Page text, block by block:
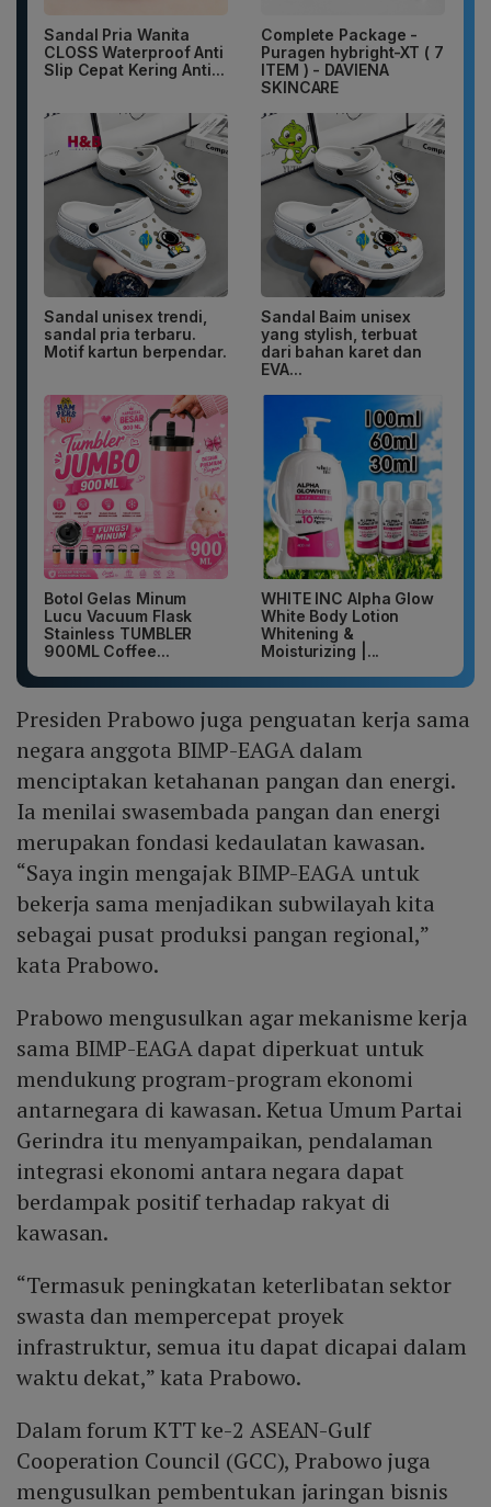
Sandal Pria Wanita
CLOSS Waterproof Anti
Slip Cepat Kering Anti...
Complete Package -
Puragen hybright-XT ( 7
ITEM ) - DAVIENA
SKINCARE
Sandal unisex trendi,
sandal pria terbaru.
Motif kartun berpendar.
Sandal Baim unisex
yang stylish, terbuat
dari bahan karet dan
EVA...
Botol Gelas Minum
Lucu Vacuum Flask
Stainless TUMBLER
900ML Coffee...
WHITE INC Alpha Glow
White Body Lotion
Whitening &
Moisturizing |...
Presiden Prabowo juga penguatan kerja sama
negara anggota BIMP-EAGA dalam
menciptakan ketahanan pangan dan energi.
Ia menilai swasembada pangan dan energi
merupakan fondasi kedaulatan kawasan.
“Saya ingin mengajak BIMP-EAGA untuk
bekerja sama menjadikan subwilayah kita
sebagai pusat produksi pangan regional,”
kata Prabowo.
Prabowo mengusulkan agar mekanisme kerja
sama BIMP-EAGA dapat diperkuat untuk
mendukung program-program ekonomi
antarnegara di kawasan. Ketua Umum Partai
Gerindra itu menyampaikan, pendalaman
integrasi ekonomi antara negara dapat
berdampak positif terhadap rakyat di
kawasan.
“Termasuk peningkatan keterlibatan sektor
swasta dan mempercepat proyek
infrastruktur, semua itu dapat dicapai dalam
waktu dekat,” kata Prabowo.
Dalam forum KTT ke-2 ASEAN-Gulf
Cooperation Council (GCC), Prabowo juga
mengusulkan pembentukan jaringan bisnis